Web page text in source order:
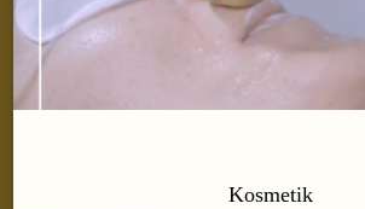
Kosmetik